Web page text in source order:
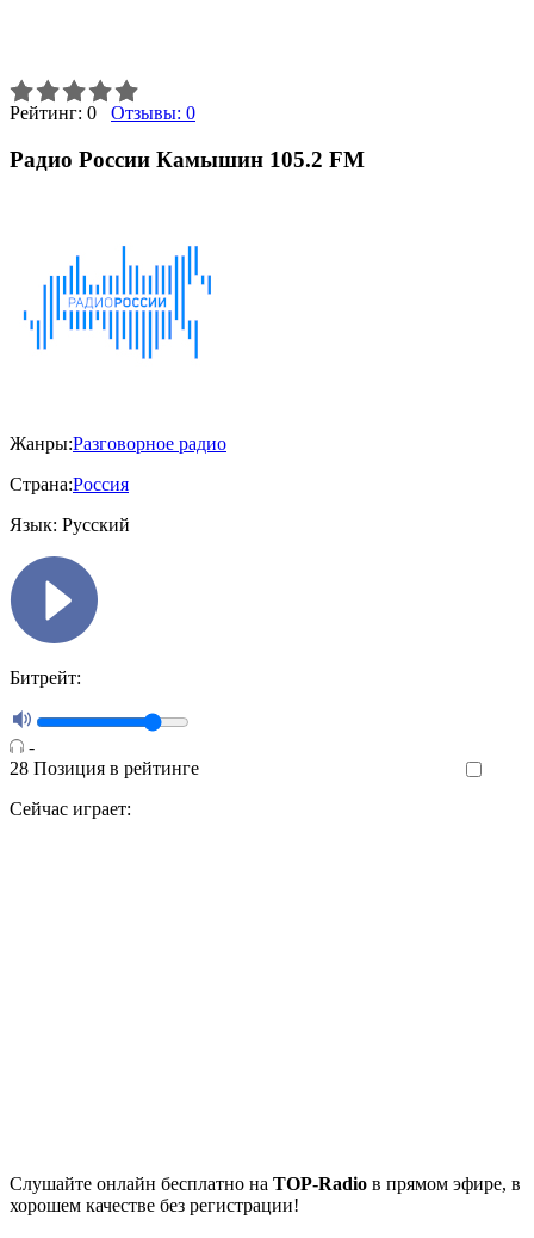
Рейтинг: 0 Отзывы: 0
Радио России Камышин 105.2 FM
Жанры:Разговорное радио
Страна:Россия
Язык: Русский
Битрейт:
-
28 Позиция в рейтинге
Сейчас играет:
Cлушайте онлайн бесплатно на TOP-Radio в прямом эфире, в
хорошем качестве без регистрации!